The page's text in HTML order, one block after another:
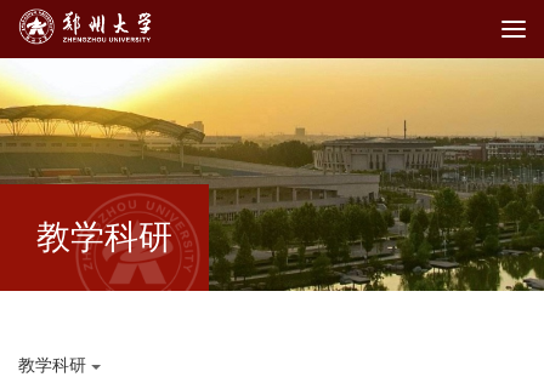
教学科研
教学科研